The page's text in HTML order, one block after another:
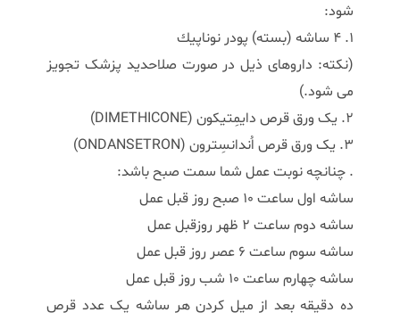
شود:
1. 4 ساشه (بسته) پودر نوناپيك
(نکته: داروهای ذیل در صورت صلاحدید پزشک تجویز
می شود.)
2. یک ورق قرص دایمِتیکون (DIMETHICONE)
3. یک ورق قرص اُندانسِترون (ONDANSETRON)
. چنانچه نوبت عمل شما سمت صبح باشد:
ساشه اول ساعت 10 صبح روز قبل عمل
ساشه دوم ساعت 2 ظهر روزقبل عمل
ساشه سوم ساعت 6 عصر روز قبل عمل
ساشه چهارم ساعت 10 شب روز قبل عمل
ده دقیقه بعد از میل کردن هر ساشه یک عدد قرص